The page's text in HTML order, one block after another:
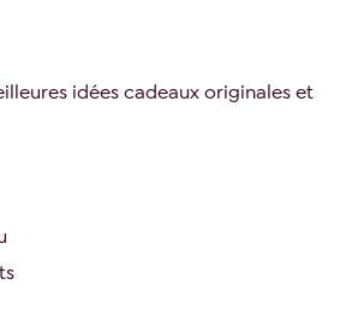
idées cadeaux originales et